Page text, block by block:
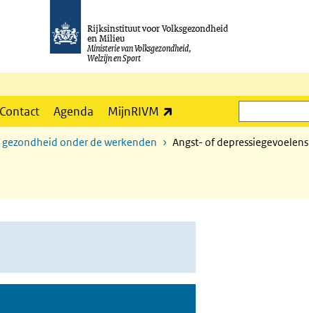
Rijksinstituut voor Volksgezondheid
en Milieu
Ministerie van Volksgezondheid,
Welzijn en Sport
Contact Agenda MijnRIVM
Zoeken
onder de werkenden Angst- of depressiegevoelens